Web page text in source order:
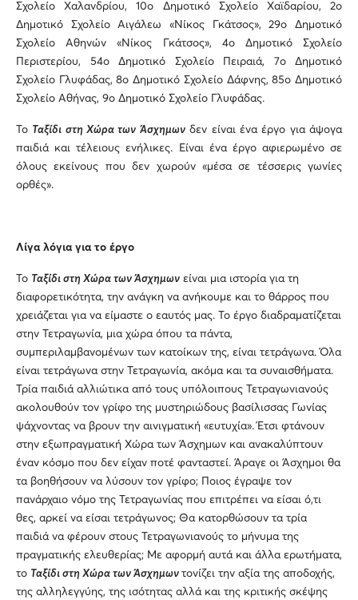
Σχολείο Χαλανδρίου, 10ο Δημοτικό Σχολείο Χαϊδαρίου, 2ο
Δημοτικό Σχολείο Αιγάλεω «Νίκος Γκάτσος», 29ο Δημοτικό
Σχολείο Αθηνών «Νίκος Γκάτσος», 4ο Δημοτικό Σχολείο
Περιστερίου, 54ο Δημοτικό Σχολείο Πειραιά, 7ο Δημοτικό
Σχολείο Γλυφάδας, 8ο Δημοτικό Σχολείο Δάφνης, 85ο Δημοτικό
Σχολείο Αθήνας, 9ο Δημοτικό Σχολείο Γλυφάδας.
Το Ταξίδι στη Χώρα των Άσχημωνδεν είναι ένα έργο για άψογα
παιδιά και τέλειους ενήλικες. Είναι ένα έργο αφιερωμένο σε
όλους εκείνους που δεν χωρούν «μέσα σε τέσσερις γωνίες
ορθές».
Λίγα λόγια για το έργο
Το Ταξίδι στη Χώρα των Άσχημων είναι μια ιστορία για τη
διαφορετικότητα, την ανάγκη να ανήκουμε και το θάρρος που
χρειάζεται για να είμαστε ο εαυτός μας. Το έργο διαδραματίζεται
στην Τετραγωνία, μια χώρα όπου τα πάντα,
συμπεριλαμβανομένων των κατοίκων της, είναι τετράγωνα. Όλα
είναι τετράγωνα στην Τετραγωνία, ακόμα και τα συναισθήματα.
Τρία παιδιά αλλιώτικα από τους υπόλοιπους Τετραγωνιανούς
ακολουθούν τον γρίφο της μυστηριώδους βασίλισσας Γωνίας
ψάχνοντας να βρουν την αινιγματική «ευτυχία». Έτσι φτάνουν
στην εξωπραγματική Χώρα των Άσχημων και ανακαλύπτουν
έναν κόσμο που δεν είχαν ποτέ φανταστεί. Άραγε οι Άσχημοι θα
τα βοηθήσουν να λύσουν τον γρίφο; Ποιος έγραψε τον
πανάρχαιο νόμο της Τετραγωνίας που επιτρέπει να είσαι ό,τι
θες, αρκεί να είσαι τετράγωνος; Θα κατορθώσουν τα τρία
παιδιά να φέρουν στους Τετραγωνιανούς το μήνυμα της
πραγματικής ελευθερίας; Με αφορμή αυτά και άλλα ερωτήματα,
το Ταξίδι στη Χώρα των Άσχημων τονίζει την αξία της αποδοχής,
της αλληλεγγύης, της ισότητας αλλά και της κριτικής σκέψης